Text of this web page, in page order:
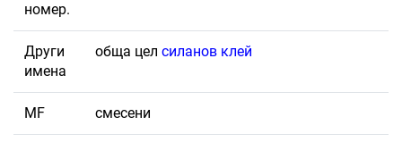
номер.
Други
имена
обща цел силанов клей
MF смесени